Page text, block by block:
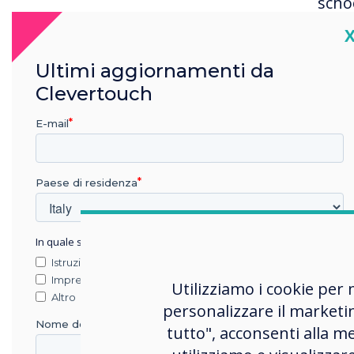
in any
in
Utilizziamo i cookie
personalizzare il
tutto", acconsenti alla
Ultimi aggiornamenti da
Clevertouch
E-mail
Paese di residenza
In quale settore lavora?
Istruzione
Impresa
Altro
Nome della società